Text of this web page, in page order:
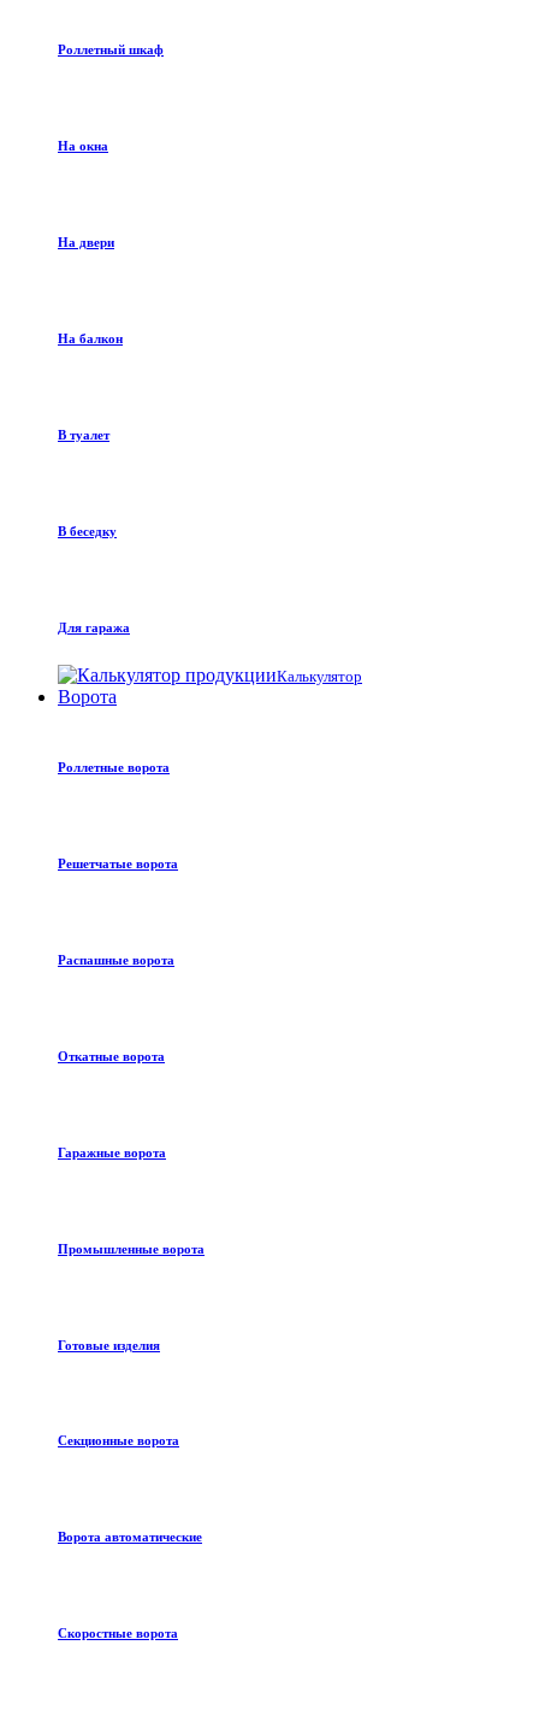
Роллетный шкаф
На окна
На двери
На балкон
В туалет
В беседку
Для гаража
Калькулятор
Ворота
Роллетные ворота
Решетчатые ворота
Распашные ворота
Откатные ворота
Гаражные ворота
Промышленные ворота
Готовые изделия
Секционные ворота
Ворота автоматические
Скоростные ворота